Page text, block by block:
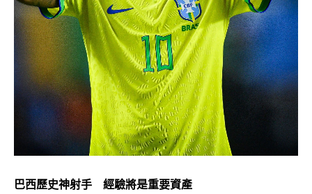
巴西歷史神射手 經驗將是重要資產